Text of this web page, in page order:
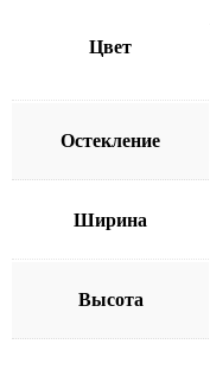
Цвет
Остекление
Ширина
Высота